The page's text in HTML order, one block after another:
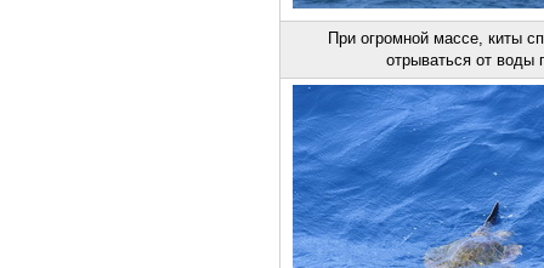
При огромной массе, киты
отрываться от воды